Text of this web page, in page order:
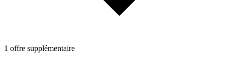
1 offre supplémentaire